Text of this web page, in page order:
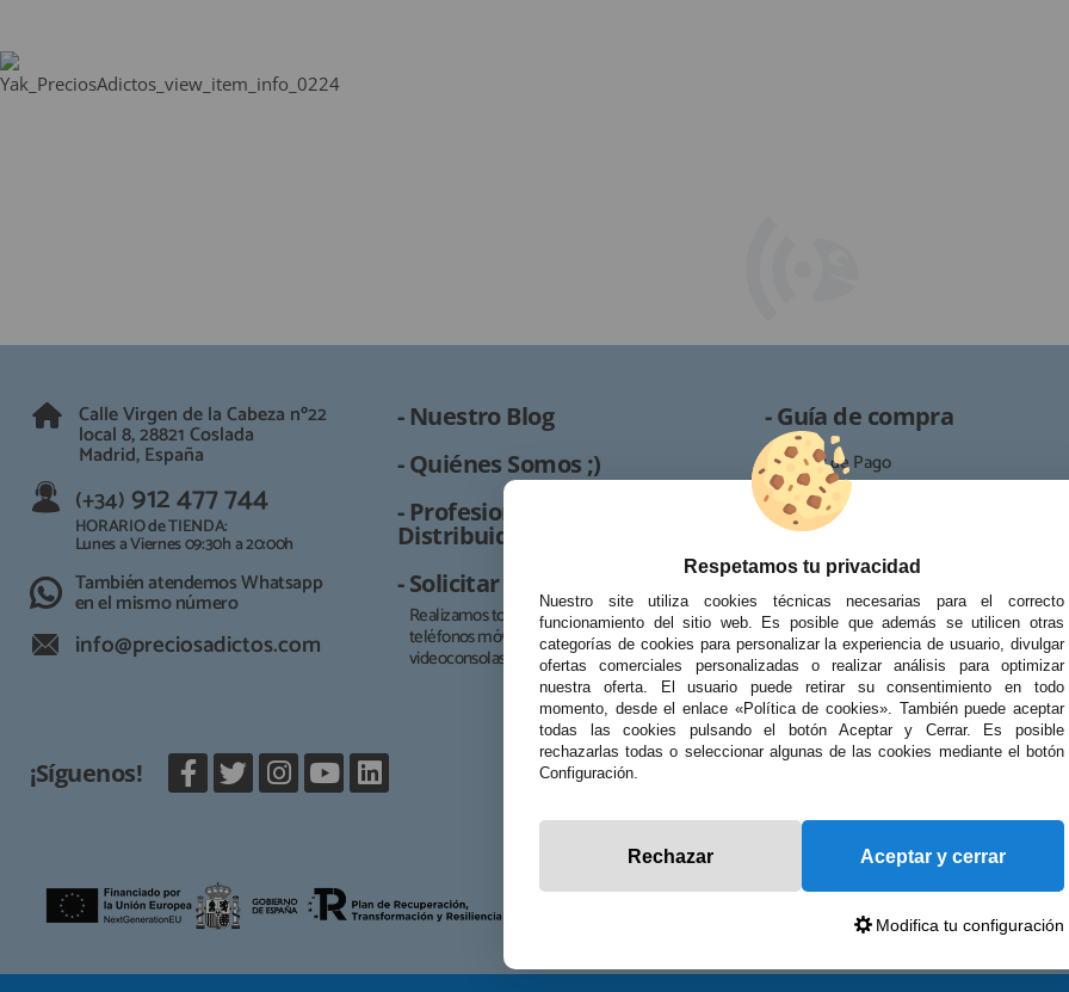
Calle Virgen de la Cabeza nº22
local 8, 28821 Coslada
Madrid, España
(+34) 912 477 744
HORARIO de TIENDA:
Lunes a Viernes 09:30h a 20:00h
También atendemos Whatsapp
en el mismo número
info@preciosadictos.com
- Nuestro Blog
- Quiénes Somos ;)
- Profesionales /
Distribuidor
- Solicitar Reparación
Realizamos todo tipo de reparaciones de
teléfonos móviles, tablets, portátiles y
videoconsolas.
- Guía de compra
· Formas de Pago
· Proceso de RMA
· Condiciones de contratación
· Política de devoluciones
· Resolución de Litigios en Línea
¡Síguenos!
Respetamos tu privacidad
Nuestro site utiliza cookies técnicas necesarias para el correcto
funcionamiento del sitio web. Es posible que además se utilicen otras
categorías de cookies para personalizar la experiencia de usuario, divulgar
ofertas comerciales personalizadas o realizar análisis para optimizar
nuestra oferta. El usuario puede retirar su consentimiento en todo
momento, desde el enlace «Política de cookies». También puede aceptar
todas las cookies pulsando el botón Aceptar y Cerrar. Es posible
rechazarlas todas o seleccionar algunas de las cookies mediante el botón
Configuración.
Rechazar Aceptar y cerrar
Modifica tu configuración